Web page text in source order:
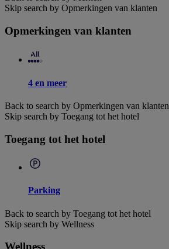
Skip search by Opmerkingen van klanten
Opmerkingen van klanten
4 en meer
Back to search by Opmerkingen van klanten
Skip search by Toegang tot het hotel
Toegang tot het hotel
Parking
Back to search by Toegang tot het hotel
Skip search by Wellness